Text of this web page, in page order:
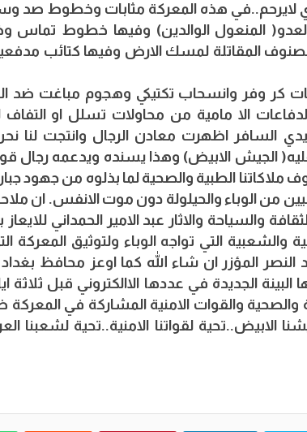
هذه المعركة مثابات وخطوط صد
المنعول الوالدين) وفيها خطوط تماس
المقاتلة لمسك الارض وفيها كتائب
كر وفر وانسحاب تكتيكي وهجوم مباغت ضد
الا مامية من محاولات تسلل او التفاف
السافر اظهرت معادن الرجال وانتجت لنا
الجيش الابيض) وهذا يسنده ويدعمه رجال
ملاكاتنا الطبية والصحية لما بذلوه من جهود
من الوباء والحيلولة دون موت الانفس. ان
والسياحة والاثار عبد الامير الحمداني
والشعبية التي تواجه الوباء ولتوثيق
النصر المؤزر ان شاء الله كما اوعز محافظ
الجديدة في عددها الاالكتروني قبل ثلاثة
والقوات الامنية المشاركة في
الابيض..تحية لقواتنا الامنية..تحية لشعبنا